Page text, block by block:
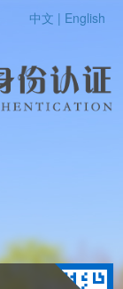
中文 | English